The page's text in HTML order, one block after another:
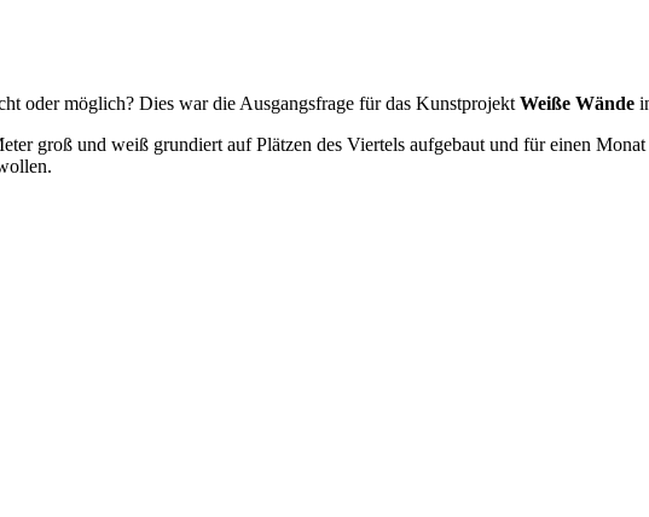
oder möglich? Dies war die Ausgangsfrage für das Kunstprojekt Weiße Wände
groß und weiß grundiert auf Plätzen des Viertels aufgebaut und für einen